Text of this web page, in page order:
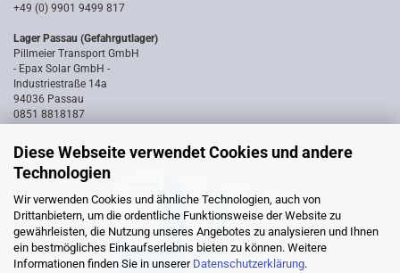
Diese Webseite verwendet Cookies und andere
Technologien
Wir verwenden Cookies und ähnliche Technologien, auch von
Drittanbietern, um die ordentliche Funktionsweise der Website zu
gewährleisten, die Nutzung unseres Angebotes zu analysieren und Ihnen
ein bestmögliches Einkaufserlebnis bieten zu können. Weitere
Informationen finden Sie in unserer Datenschutzerklärung.
+49 (0) 9901 9499 817
Lager Passau (Gefahrgutlager)
Pillmeier Transport GmbH
- Epax Solar GmbH -
Industriestraße 14a
94036 Passau
0851 8818187